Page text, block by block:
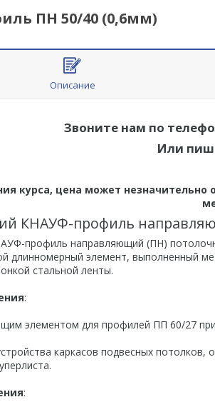
ПН 50/40 (0,6мм)
Описание
Звоните нам по
Или
курса, цена может незначительно
КНАУФ-профиль
профиль направляющий (ПН)
длинномерный элемент, выполненный
стальной ленты.
:
элементом для профилей ПП 60/27
каркасов подвесных
: